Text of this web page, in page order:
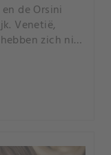
de Orsini
Venetië,
zich niet